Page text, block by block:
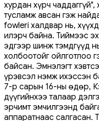
хурдан хүрч
тусламж авсан гэж
fowleri халдвар нь,
илэрч байна. Тиймээс
эдгээр шинж тэмдгүүд
холбоотойг ойлготлоо
байсан. Эмнэлэгт
үрэвсэл нэмж ихэссэн
7-р сарын 16-ны өдөр,
дүүгийнхээ талаар
эрчимт эмчилгээнд
аппаратнаас